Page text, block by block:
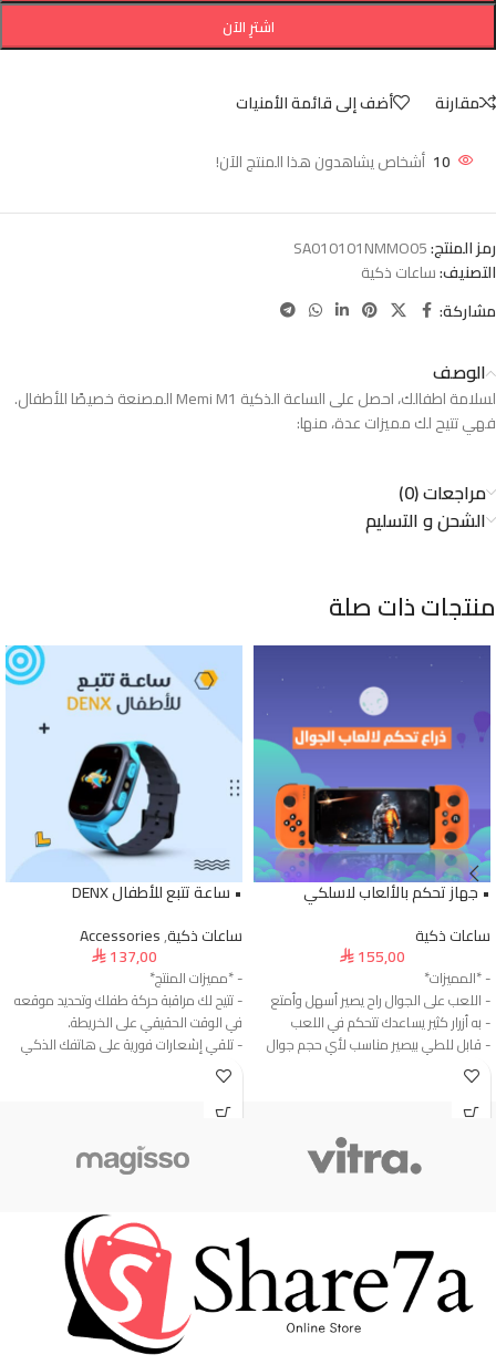
اشترِ الآن
مقارنة أضف إلى قائمة الأمنيات
10 أشخاص يشاهدون هذا المنتج الآن!
رمز المنتج:SA010101NMMO05
التصنيف:ساعات ذكية
مشاركة:
الوصف
لسلامة اطفالك، احصل على الساعة الذكية Memi M1 المصنعة خصيصًا للأطفال.
فهي تتيح لك مميزات عدة، منها:
مراجعات (0)
الشحن و التسليم
منتجات ذات صلة
• جهاز تحكم بالألعاب لاسلكي
ساعات ذكية
⃁155,00
- *المميزات*
- اللعب على الجوال راح يصير أسهل وأمتع
- به أزرار كثير يساعدك تتحكم في اللعب
- قابل للطي بيصير مناسب لأي حجم جوال
- مناسب مع جوالات IOS، Android
- يدعم الاتصال اللاسلكي عن طريق البلوتوث
- اسم المنتج: wireless gamepad
- البطارية: 380 مللي أمبير
- طريقة التشغيل: الشحن
- نوع الكابيل: USB
• ساعة تتبع للأطفال DENX
ساعات ذكية,
Accessories
⃁137,00
- *مميزات المنتج*
- تتيح لك مراقبة حركة طفلك وتحديد موقعه
في الوقت الحقيقي على الخريطة.
- تلقي إشعارات فورية على هاتفك الذكي
عندما يتجاوز طفلك الحدود المحددة أو
يتعرض لأي خطر.
- تصميم مقاوم للماء يجعل الساعة مناسبة
من التلف.
- توفر بطارية قوية تدوم لفترة طويلة لضمان
- تصميم قوي ومتين يضمن استخداماً طويلاً
دون مشاكل.
- إمكانية التواصل الفوري مع طفلك من
خلال الساعة بواسطة المكالمات الصوتية.
- تتبع نشاط طفلك وعدد الخطوات التي يقوم
بها يوميًا للحفاظ على صحته.
- ساعة مصممة بشكل جذاب ومريح